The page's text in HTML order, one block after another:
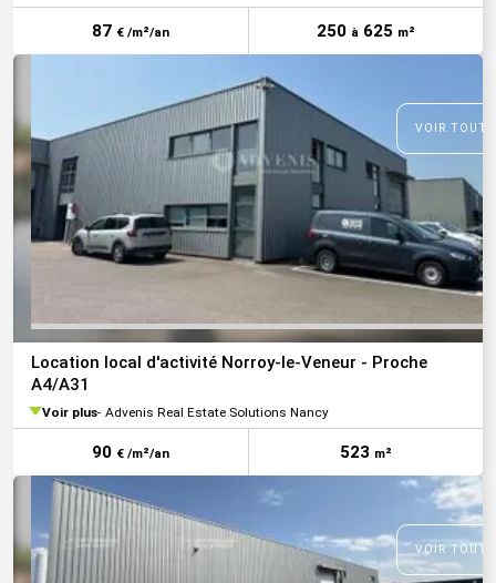
87 € /m²/an 250 à 625 m²
VOIR
Location local d'activité Norroy-le-Veneur - Proche
A4/A31
Voir plus Advenis Real Estate Solutions Nancy
90 € /m²/an 523 m²
VOIR